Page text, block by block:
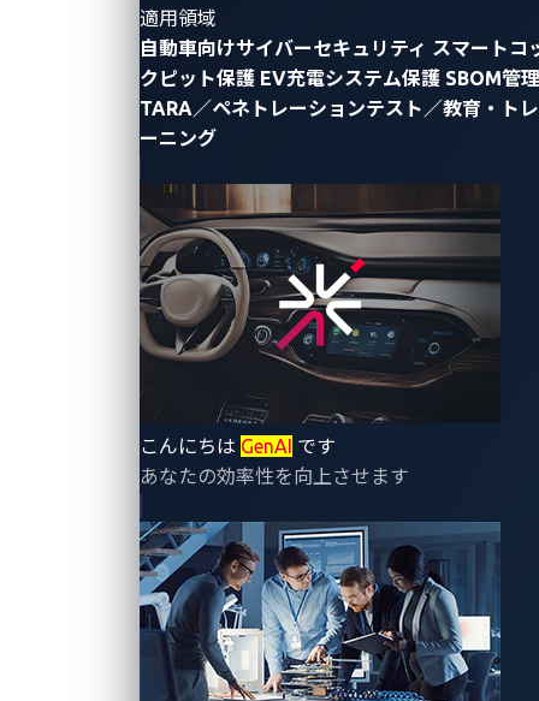
適用領域
自動車向けサイバーセキュリティ スマートコ
クピット保護 EV充電システム保護 SBOM管理
TARA／ペネトレーションテスト／教育・トレ
ーニング
こんにちは GenAI です
あなたの効率性を向上させます
By Ling Cheng (Senior Product Marketing
GoogleのProject Zeroは最近、大規模言語モデル
使用して、現実のソースコードにおけるゼロデイ脆弱
性を発見したと発表しました。このプロジェクトで
は、AI駆動のエージェントが、広く使用されているオ
ープンソース データベースエンジンであるSQLiteの悪
用可能なスタックバッファオーバーフロー脆弱性を特
定する手法を実演しました。
Big Sleepの研究はまだ初期段階ですが、特に既存の方
法では検出が難しいゼロデイ脆弱性を発見するための
テスト手法を強化するAIの有望な潜在能力を証明して
ゼロデイ脆弱性はなぜ問題な